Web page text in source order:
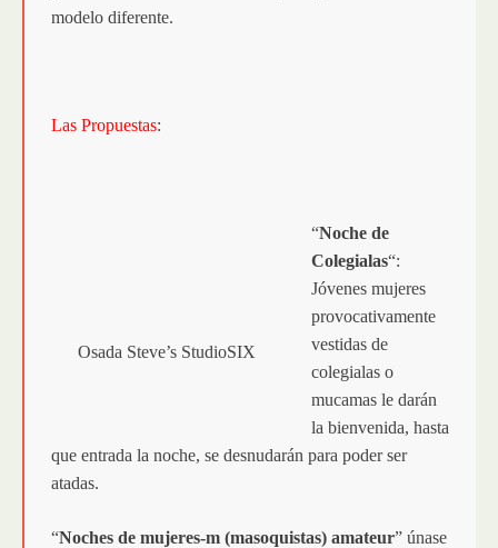
modelo diferente.
Las Propuestas:
Osada Steve’s StudioSIX
“Noche de
Colegialas“:
Jóvenes mujeres
provocativamente
vestidas de
colegialas o
mucamas le darán
la bienvenida, hasta
que entrada la noche, se desnudarán para poder ser
atadas.
“Noches de mujeres-m (masoquistas) amateur” únase